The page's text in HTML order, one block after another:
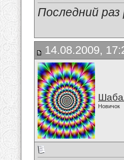
Последний
14.08.2009,
Новичок